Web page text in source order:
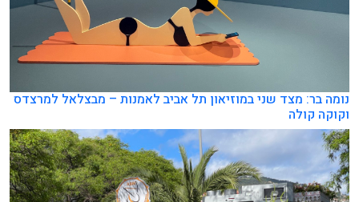
נומה בר: מצד שני במוזיאון תל אביב לאמנות – מבצלאל למרצדס
וקוקה קולה